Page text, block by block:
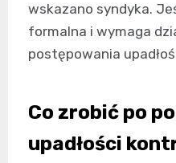
wskazano syndyka.
formalna i wymaga
postępowania
Co zrobić po
upadłości